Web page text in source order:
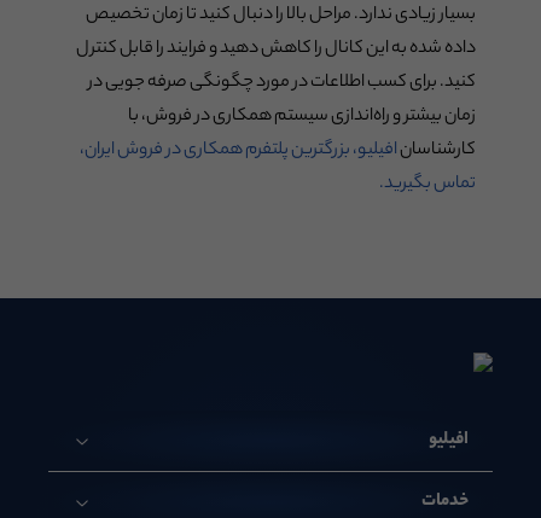
بسیار زیادی ندارد. مراحل بالا را دنبال کنید تا زمان تخصیص
داده شده به این کانال را کاهش دهید و فرایند را قابل کنترل
کنید. برای کسب اطلاعات در مورد چگونگی صرفه جویی در
زمان بیشتر و راه‌اندازی سیستم همکاری در فروش، با
کارشناسانافیلیو، بزرگترین پلتفرم همکاری در فروش ایران،
تماس بگیرید.
افیلیو
خدمات